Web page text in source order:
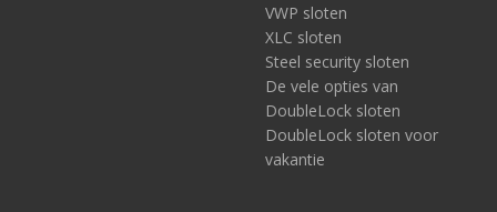
VWP sloten
XLC sloten
Steel security sloten
De vele opties van
DoubleLock sloten
DoubleLock sloten voor
vakantie